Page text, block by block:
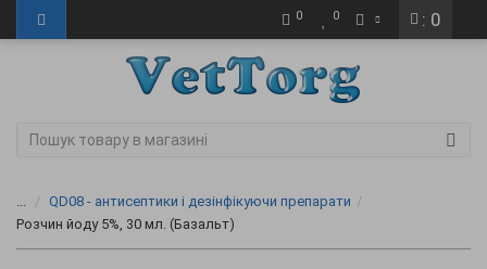
: 0
0 0
...
QD08 - антисептики і дезінфікуючи препарати
Розчин йоду 5%, 30 мл. (Базальт)